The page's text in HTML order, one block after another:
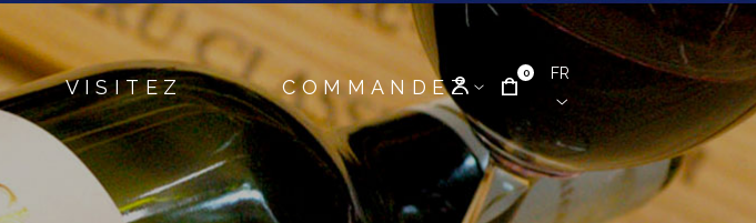
VISITEZ COMMANDEZ
0 FR